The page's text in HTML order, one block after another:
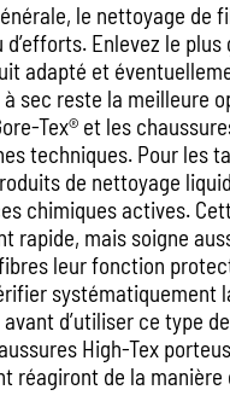
le nettoyage de
d’efforts. Enlevez le
adapté et
sec reste la meilleure
Tex® et les
techniques. Pour les
de nettoyage
chimiques actives.
rapide, mais soigne
leur fonction
systématiquement
d’utiliser ce type
High-Tex
réagiront de la manière